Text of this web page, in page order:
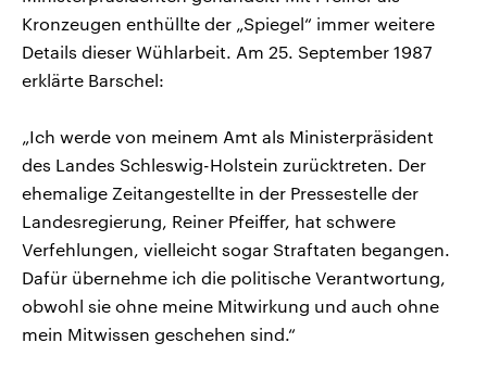
Kronzeugen enthüllte der „Spiegel“ immer weitere
Details dieser Wühlarbeit. Am 25. September 1987
erklärte Barschel:
„Ich werde von meinem Amt als Ministerpräsident
des Landes Schleswig-Holstein zurücktreten. Der
ehemalige Zeitangestellte in der Pressestelle der
Landesregierung, Reiner Pfeiffer, hat schwere
Verfehlungen, vielleicht sogar Straftaten begangen.
Dafür übernehme ich die politische Verantwortung,
obwohl sie ohne meine Mitwirkung und auch ohne
mein Mitwissen geschehen sind.“